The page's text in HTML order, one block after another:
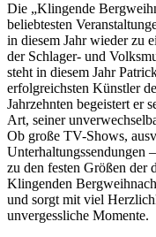
Die „Klingende
beliebtesten
in diesem Jahr wieder zu
der Schlager- und
steht in diesem Jahr
erfolgreichsten Künstler
Jahrzehnten begeistert er
Art, seiner
Ob große TV-Shows,
Unterhaltungssendungen
zu den festen Größen der
Klingenden
und sorgt mit viel
unvergessliche Momente.